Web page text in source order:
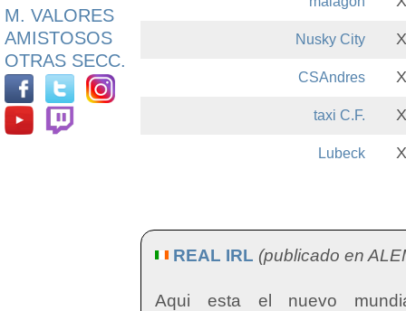
M. VALORES
AMISTOSOS
OTRAS SECC.
Nusky City X
CSAndres X
taxi C.F. X
Lubeck X
REAL IRL (publicado en
Aqui esta el nuevo